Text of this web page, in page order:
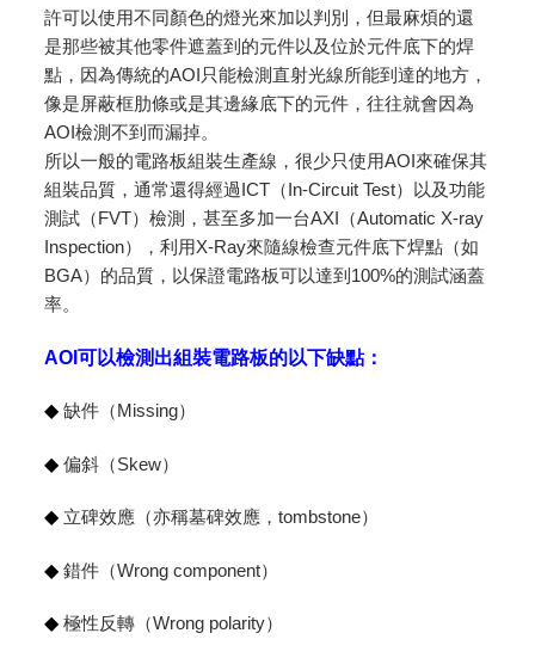
許可以使用不同顏色的燈光來加以判別，但最麻煩的還
是那些被其他零件遮蓋到的元件以及位於元件底下的焊
點，因為傳統的AOI只能檢測直射光線所能到達的地方，
像是屏蔽框肋條或是其邊緣底下的元件，往往就會因為
AOI檢測不到而漏掉。
所以一般的電路板組裝生產線，很少只使用AOI來確保其
組裝品質，通常還得經過ICT（In-Circuit Test）以及功能
測試（FVT）檢測，甚至多加一台AXI（Automatic X-ray
Inspection），利用X-Ray來隨線檢查元件底下焊點（如
BGA）的品質，以保證電路板可以達到100%的測試涵蓋
率。
AOI可以檢測出組裝電路板的以下缺點：
◆缺件（Missing）
◆偏斜（Skew）
◆ 立碑效應（亦稱墓碑效應，tombstone）
◆錯件（Wrong component）
◆極性反轉（Wrong polarity）